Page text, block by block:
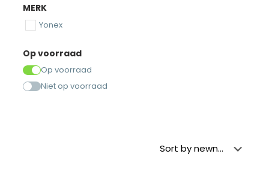
MERK
Yonex
Op voorraad
Op voorraad
Niet op voorraad